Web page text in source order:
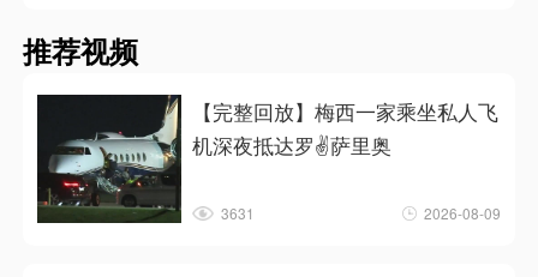
推荐视频
【完整回放】梅西一家乘坐私人飞
机深夜抵达罗✌️萨里奥
3631 2026-08-09